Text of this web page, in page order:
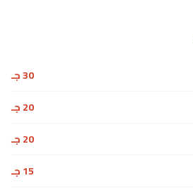
30 جـ
20 جـ
20 جـ
15 جـ